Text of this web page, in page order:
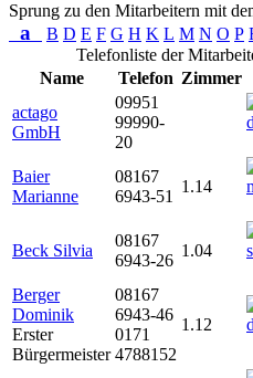
Sprung zu den Mitarbeitern mit
a B D E F G H K L M N O P
Telefonliste der
Name
Telefon Zimmer
actago
GmbH
09951
99990-
20
Baier
Marianne
08167
6943-51
1.14
Beck Silvia
08167
6943-26
1.04
Berger
Dominik
Erster
Bürgermeister
08167
6943-46
0171
4788152
1.12